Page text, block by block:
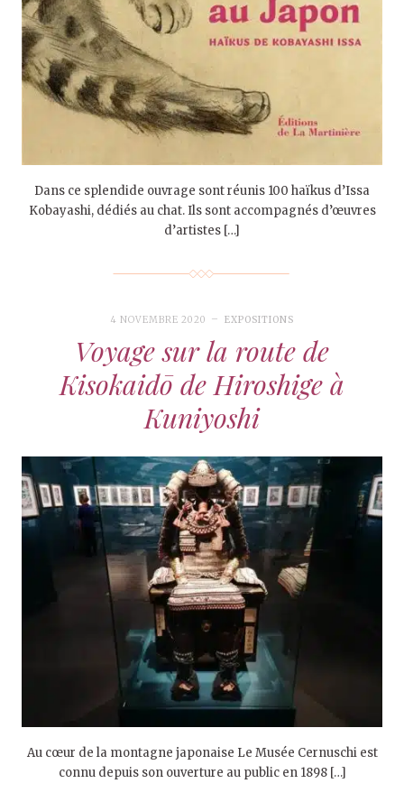
Dans ce splendide ouvrage sont réunis 100 haïkus d’Issa
Kobayashi, dédiés au chat. Ils sont accompagnés d’œuvres
d’artistes […]
4 NOVEMBRE 2020 EXPOSITIONS
Voyage sur la route de
Kisokaidō de Hiroshige à
Kuniyoshi
Au cœur de la montagne japonaise Le Musée Cernuschi est
connu depuis son ouverture au public en 1898 […]